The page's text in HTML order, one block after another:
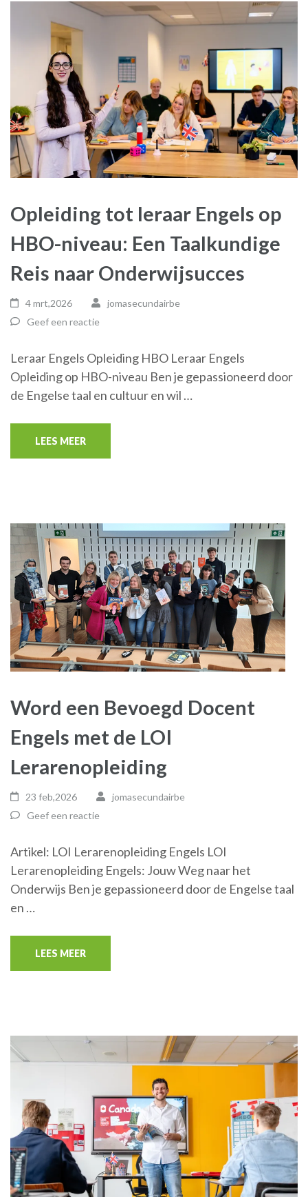
Opleiding tot leraar Engels op
HBO-niveau: Een Taalkundige
Reis naar Onderwijsucces
4 mrt,2026
jomasecundairbe
Geef een reactie
Leraar Engels Opleiding HBO Leraar Engels
Opleiding op HBO-niveau Ben je gepassioneerd door
de Engelse taal en cultuur en wil …
LEES MEER
Word een Bevoegd Docent
Engels met de LOI
Lerarenopleiding
23 feb,2026
jomasecundairbe
Geef een reactie
Artikel: LOI Lerarenopleiding Engels LOI
Lerarenopleiding Engels: Jouw Weg naar het
Onderwijs Ben je gepassioneerd door de Engelse taal
en …
LEES MEER